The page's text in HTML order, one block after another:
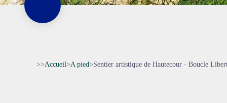
>>Accueil>A pied>Sentier artistique de Hautecour - Boucle